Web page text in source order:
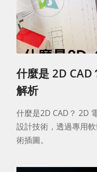
什麼是 2D CAD
解析
什麼是2D CAD？ 2D
設計技術，透過專用
術插圖。